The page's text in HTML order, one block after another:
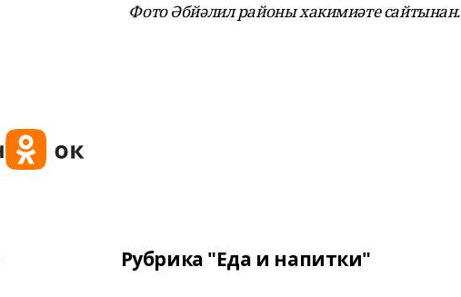
Фото Әбйәлил районы хакимиәте сайтынан.
Рубрика "Еда и напитки"